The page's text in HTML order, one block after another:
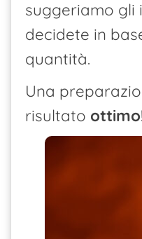
suggeriamo gli
decidete in
quantità.
Una
risultato ottimo!